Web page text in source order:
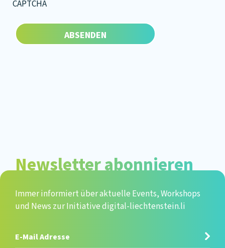
CAPTCHA
Newsletter abonnieren
Immer informiert über aktuelle Events, Workshops
und News zur Initiative digital-liechtenstein.li